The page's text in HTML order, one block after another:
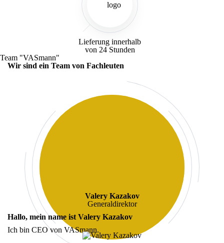
Lieferung innerhalb
von 24 Stunden
Team "VASmann"
Wir sind ein Team von Fachleuten
Valery Kazakov
Generaldirektor
Hallo, mein name ist Valery Kazakov
Ich bin CEO von VASmann.